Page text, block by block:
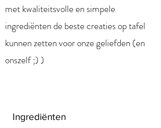
met kwaliteitsvolle en simpele
ingrediënten de beste creaties op tafel
kunnen zetten voor onze geliefden (en
onszelf ;) )
Ingrediënten